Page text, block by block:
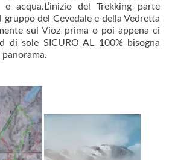
acqua.L’inizio del Trekking parte
del Cevedale e della Vedretta
sul Vioz prima o poi appena ci
di sole SICURO AL 100% bisogna